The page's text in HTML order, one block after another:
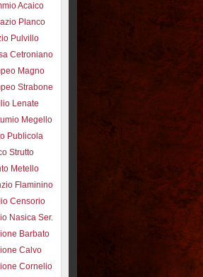
Acaico
Planco
Pulvillo
Cetroniano
Magno
Strabone
Lenate
Megello
Publicola
Strutto
Metello
Flaminino
Censorio
Nasica Ser.
Barbato
Calvo
Cornelio